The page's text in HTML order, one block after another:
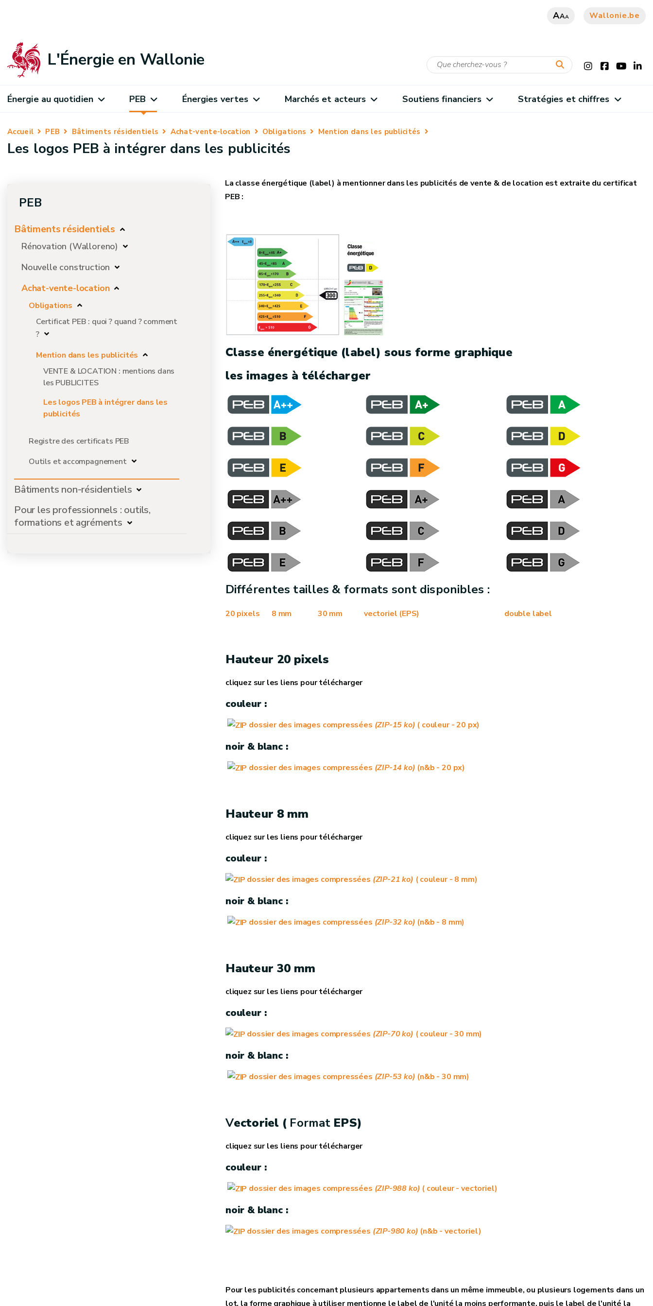
AAA Wallonie.be
L'Énergie en Wallonie
Énergie au quotidien PEB Énergies vertes Marchés et acteurs Soutiens financiers Stratégies et chiffres
Accueil PEB Bâtiments résidentiels Achat-vente-location Obligations Mention dans les publicités
Les logos PEB à intégrer dans les publicités
PEB
Bâtiments résidentiels
Rénovation (Walloreno)
Nouvelle construction
Achat-vente-location
Obligations
Certificat PEB : quoi ? quand ? comment
?
Mention dans les publicités
VENTE & LOCATION : mentions dans
les PUBLICITES
Les logos PEB à intégrer dans les
publicités
Registre des certificats PEB
Outils et accompagnement
Bâtiments non-résidentiels
Pour les professionnels : outils,
formations et agréments
La classe énergétique (label) à mentionner dans les publicités de vente & de location est extraite du certificat
PEB :
Classe énergétique (label) sous forme graphique
les images à télécharger
Différentes tailles & formats sont disponibles :
20 pixels 8 mm 30 mm vectoriel (EPS) double label
Hauteur 20 pixels
cliquez sur les liens pour télécharger
couleur :
dossier des images compressées (ZIP-15 ko) ( couleur - 20 px)
noir & blanc :
dossier des images compressées (ZIP-14 ko) (n&b - 20 px)
Hauteur 8 mm
cliquez sur les liens pour télécharger
couleur :
dossier des images compressées (ZIP-21 ko) ( couleur - 8 mm)
noir & blanc :
dossier des images compressées (ZIP-32 ko) (n&b - 8 mm)
Hauteur 30 mm
cliquez sur les liens pour télécharger
couleur :
dossier des images compressées (ZIP-70 ko) ( couleur - 30 mm)
noir & blanc :
dossier des images compressées (ZIP-53 ko) (n&b - 30 mm)
Vectoriel ( Format EPS)
cliquez sur les liens pour télécharger
couleur :
dossier des images compressées (ZIP-988 ko) ( couleur - vectoriel)
noir & blanc :
dossier des images compressées (ZIP-980 ko) (n&b - vectoriel)
Pour les publicités concernantplusieurs appartements dans un même immeuble, ou plusieurs logements dans un
lot, la forme graphique à utiliser mentionne le label de l'unité la moins performante, puis le label de l'unité la